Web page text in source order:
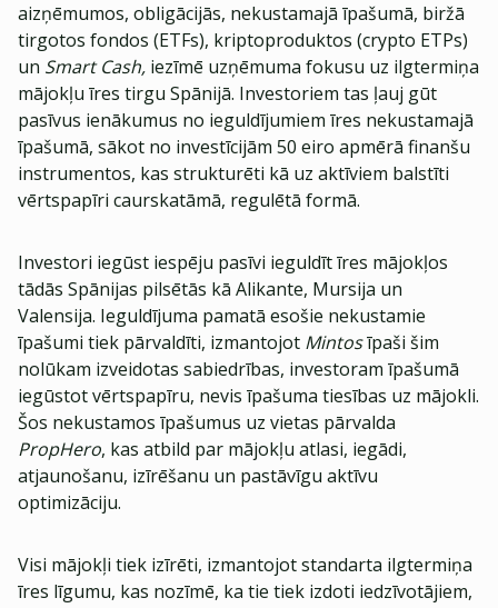
aizņēmumos, obligācijās, nekustamajā īpašumā, biržā
tirgotos fondos (ETFs), kriptoproduktos (crypto ETPs)
un Smart Cash, iezīmē uzņēmuma fokusu uz ilgtermiņa
mājokļu īres tirgu Spānijā. Investoriem tas ļauj gūt
pasīvus ienākumus no ieguldījumiem īres nekustamajā
īpašumā, sākot no investīcijām 50 eiro apmērā finanšu
instrumentos, kas strukturēti kā uz aktīviem balstīti
vērtspapīri caurskatāmā, regulētā formā.
Investori iegūst iespēju pasīvi ieguldīt īres mājokļos
tādās Spānijas pilsētās kā Alikante, Mursija un
Valensija. Ieguldījuma pamatā esošie nekustamie
īpašumi tiek pārvaldīti, izmantojot Mintosīpaši šim
nolūkam izveidotas sabiedrības, investoram īpašumā
iegūstot vērtspapīru, nevis īpašuma tiesības uz mājokli.
Šos nekustamos īpašumus uz vietas pārvalda
PropHero, kas atbild par mājokļu atlasi, iegādi,
atjaunošanu, izīrēšanu un pastāvīgu aktīvu
optimizāciju.
Visi mājokļi tiek izīrēti, izmantojot standarta ilgtermiņa
īres līgumu, kas nozīmē, ka tie tiek izdoti iedzīvotājiem,